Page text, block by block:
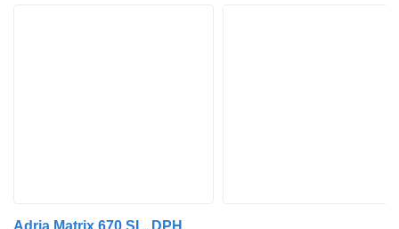
Adria Matrix 670 SL, DPH